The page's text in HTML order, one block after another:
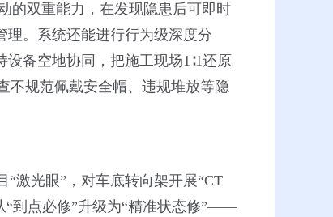
的双重能力，在发现隐患后可即时
理。系统还能进行行为级深度分
备空地协同，把施工现场1∶1还原
不规范佩戴安全帽、违规堆放等隐
激光眼”，对车底转向架开展“CT
“到点必修”升级为“精准状态修”——